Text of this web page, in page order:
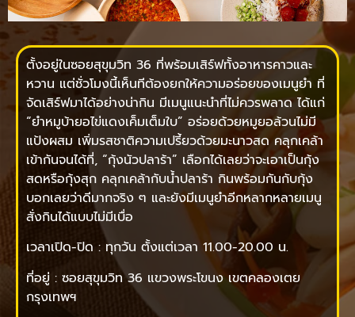
ตั้งอยู่ในซอยสุขุมวิท 36 ที่พร้อมเสิร์ฟทั้งอาหารคาวและ
หวาน แต่ชั่วโมงนี้เห็นทีต้องยกให้ความอร่อยของเมนูยำ ที่
จัดเสิร์ฟมาได้อย่างน่ากิน มีเมนูแนะนำที่ไม่ควรพลาด ได้แก่
“ยำหมูบ้ายอไข่แดงเค็มเต็มใบ” อร่อยด้วยหมูยอล้วนไม่มี
แป้งผสม เพิ่มรสชาติความเปรี้ยวด้วยมะนาวสด คลุกเคล้า
เข้ากันจนได้ที่, “กุ้งนัวปลาร้า” เลือกได้เลยว่าจะเอาเป็นกุ้ง
สดหรือกุ้งสุก คลุกเคล้ากับน้ำปลาร้า กินพร้อมกันกับกุ้ง
บอกเลยว่าดีมากจริง ๆ และยังมีเมนูยำอีกหลากหลายเมนู
สั่งกินได้แบบไม่มีเบื่อ
เวลาเปิด-ปิด : ทุกวัน ตั้งแต่เวลา 11.00-20.00 น.
ที่อยู่ : ซอยสุขุมวิท 36 แขวงพระโขนง เขตคลองเตย
กรุงเทพฯ